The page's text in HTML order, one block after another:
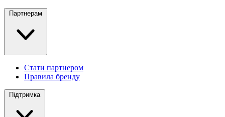
Партнерам
Стати партнером
Правила бренду
Підтримка